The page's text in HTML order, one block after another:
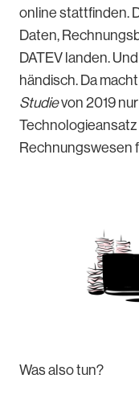
online stattfinden.
Daten,
DATEV landen.
händisch. Da
Studievon 2019
Technologieansatz
Rechnungswesen
Was also tun?